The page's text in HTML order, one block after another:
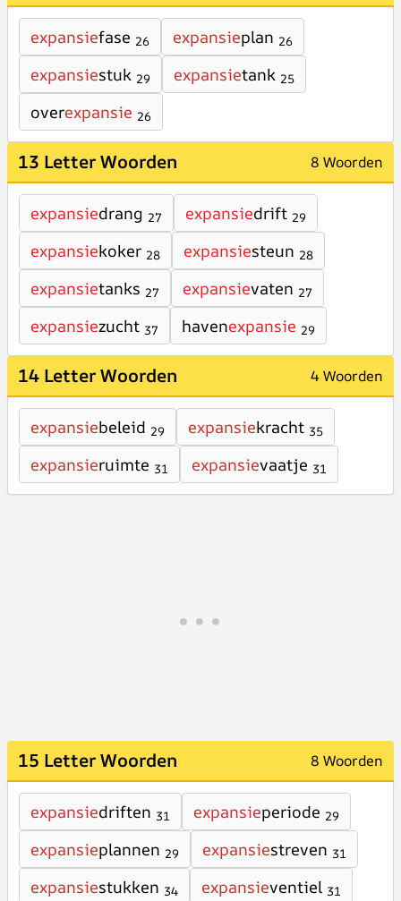
expansiefase 26 expansieplan 26
expansiestuk 29 expansietank 25
overexpansie 26
13 Letter Woorden 8 Woorden
expansiedrang 27 expansiedrift 29
expansiekoker 28 expansiesteun 28
expansietanks 27 expansievaten 27
expansiezucht 37 havenexpansie 29
14 Letter Woorden 4 Woorden
expansiebeleid 29 expansiekracht 35
expansieruimte 31 expansievaatje 31
15 Letter Woorden 8 Woorden
expansiedriften 31 expansieperiode 29
expansieplannen 29 expansiestreven 31
expansiestukken 34 expansieventiel 31